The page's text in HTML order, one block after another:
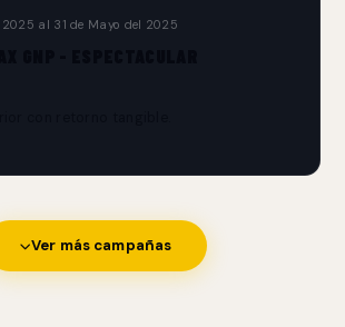
2025 al 31 de Mayo del 2025
Ver más campañas